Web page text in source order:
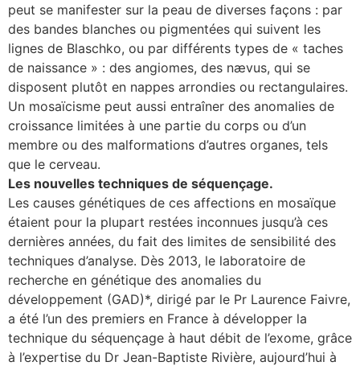
l’éditeur
un CHU
peut se manifester sur la peau de diverses façons : par
des bandes blanches ou pigmentées qui suivent les
lignes de Blaschko, ou par différents types de « taches
de naissance » : des angiomes, des nævus, qui se
disposent plutôt en nappes arrondies ou rectangulaires.
Un mosaïcisme peut aussi entraîner des anomalies de
croissance limitées à une partie du corps ou d’un
membre ou des malformations d’autres organes, tels
que le cerveau.
Les nouvelles techniques de séquençage.
Les causes génétiques de ces affections en mosaïque
étaient pour la plupart restées inconnues jusqu’à ces
dernières années, du fait des limites de sensibilité des
techniques d’analyse. Dès 2013, le laboratoire de
recherche en génétique des anomalies du
développement (GAD)*, dirigé par le Pr Laurence Faivre,
a été l’un des premiers en France à développer la
technique du séquençage à haut débit de l’exome, grâce
à l’expertise du Dr Jean-Baptiste Rivière, aujourd’hui à